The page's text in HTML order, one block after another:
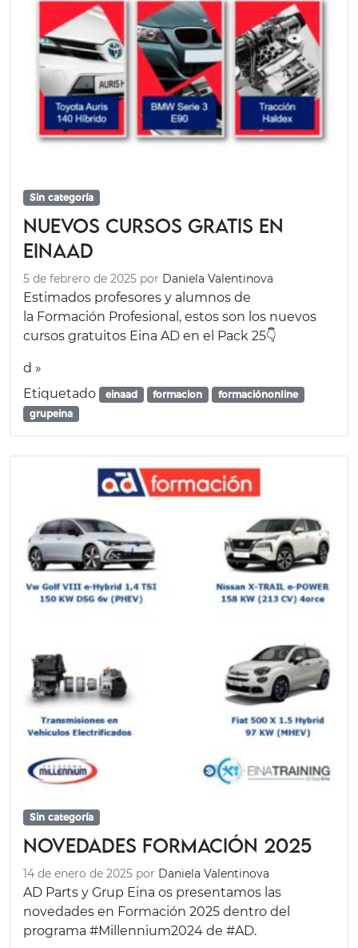
Sin categoría
Nuevos cursos gratis en
EinaAD
5 de febrero de 2025 por Daniela Valentinova
Estimados profesores y alumnos de
la Formación Profesional, estos son los nuevos
cursos gratuitos Eina AD en el Pack 25👇
d »
Etiquetado
einaad formacion
formaciónonline
grupeina
Sin categoría
Novedades Formación 2025
14 de enero de 2025 por Daniela Valentinova
AD Parts y Grup Eina os presentamos las
novedades en Formación 2025 dentro del
programa #Millennium2024 de #AD.